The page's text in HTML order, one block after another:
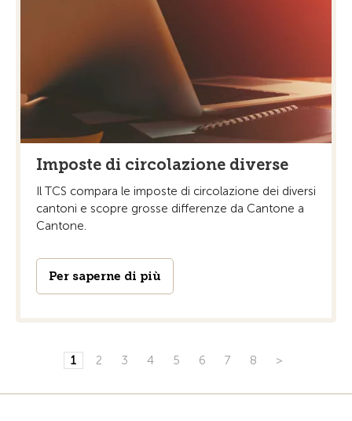
Imposte di circolazione diverse
Il TCS compara le imposte di circolazione dei diversi
cantoni e scopre grosse differenze da Cantone a
Cantone.
Per saperne di più
1 2 3 4 5 6 7 8 >